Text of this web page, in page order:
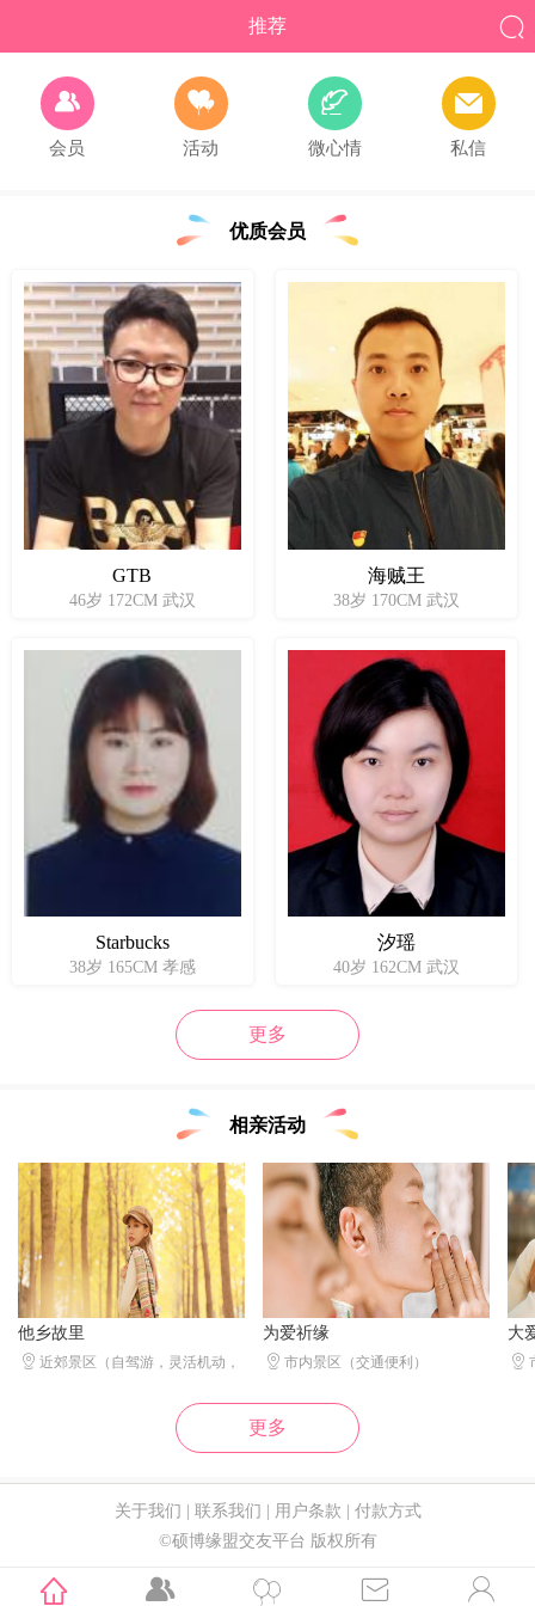
推荐 

会员

活动

微心情

私信
优质会员
GTB
46岁 172CM 武汉
海贼王
38岁 170CM 武汉
Starbucks
38岁 165CM 孝感
汐瑶
40岁 162CM 武汉
更多
相亲活动
他乡故里
 近郊景区（自驾游，灵活机动，
为爱祈缘
 市内景区（交通便利）
大

更多
关于我们 联系我们 用户条款
付款方式
©硕博缘盟交友平台 版权所有
    